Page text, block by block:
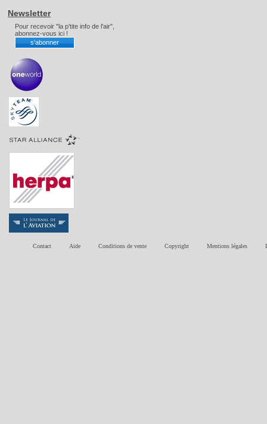
Newsletter
Pour recevoir "la p'tite info de l'air",
abonnez-vous ici !
Contact Aide Conditions de vente Copyright Mentions légales